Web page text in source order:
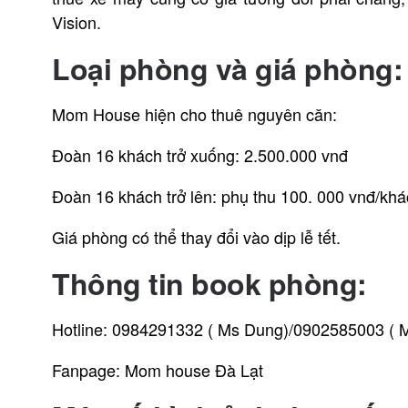
Vision.
Loại phòng và giá phòng:
Mom House hiện cho thuê nguyên căn:
Đoàn 16 khách trở xuống: 2.500.000 vnđ
Đoàn 16 khách trở lên: phụ thu 100. 000 vnđ/
Giá phòng có thể thay đổi vào dịp lễ tết.
Thông tin book phòng:
Hotline: 0984291332 ( Ms Dung)/0902585003 (
Fanpage: Mom house Đà Lạt